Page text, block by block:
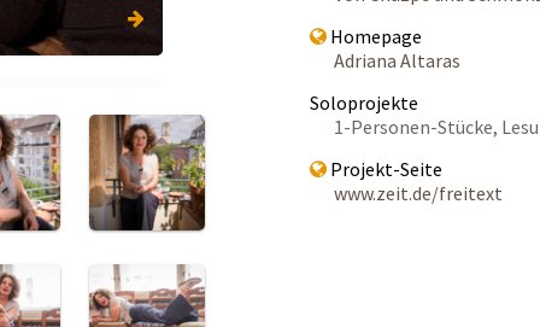
Homepage
Adriana Altaras
Soloprojekte
1-Personen-Stücke,
Projekt-Seite
www.zeit.de/freitext